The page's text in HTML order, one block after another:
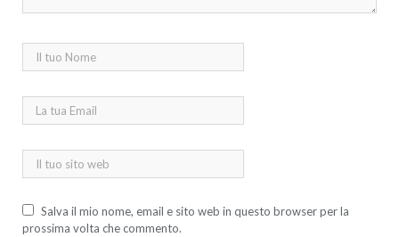
Salva il mio nome, email e sito web in questo browser per la
prossima volta che commento.